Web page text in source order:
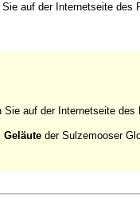
Sie auf der Internetseite des
Sie auf der Internetseite des
Geläute der Sulzemooser